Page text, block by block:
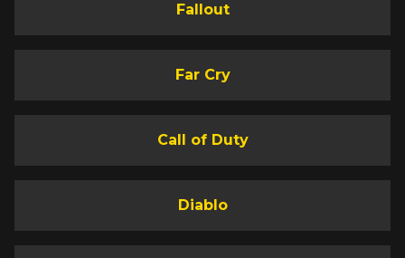
Fallout
Far Cry
Call of Duty
Diablo